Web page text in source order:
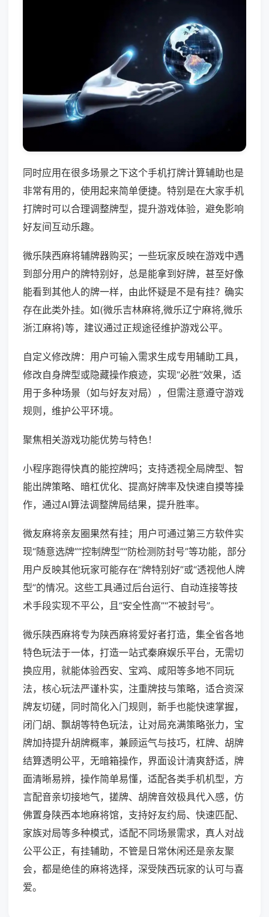
同时应用在很多场景之下这个手机打牌计算辅助也是
非常有用的，使用起来简单便捷。特别是在大家手机
打牌时可以合理调整牌型，提升游戏体验，避免影响
好友间互动乐趣。
微乐陕西麻将辅牌器购买；一些玩家反映在游戏中遇
到部分用户的牌特别好，总是能拿到好牌，甚至好像
能看到其他人的牌一样，由此怀疑是不是有挂？确实
存在此类外挂。如(微乐吉林麻将,微乐辽宁麻将,微乐
浙江麻将)等，建议通过正规途径维护游戏公平。
自定义修改牌：用户可输入需求生成专用辅助工具，
修改自身牌型或隐藏操作痕迹，实现“必胜”效果，适
用于多种场景（如与好友对局），但需注意遵守游戏
规则，维护公平环境。
聚焦相关游戏功能优势与特色！
小程序跑得快真的能控牌吗；支持透视全局牌型、智
能出牌策略、暗杠优化、提高好牌率及快速自摸等操
作，通过AI算法调整牌局结果，提升胜率。
微友麻将亲友圈果然有挂；用户可通过第三方软件实
现“随意选牌”“控制牌型”“防检测防封号”等功能，部分
用户反映其他玩家可能存在“牌特别好”或“透视他人牌
型”的情况。这些工具通过后台运行、自动连接等技
术手段实现不平公，且“安全性高”“不被封号”。
微乐陕西麻将专为陕西麻将爱好者打造，集全省各地
特色玩法于一体，打造一站式秦麻娱乐平台，无需切
换应用，就能体验西安、宝鸡、咸阳等多地不同玩
法，核心玩法严谨朴实，注重牌技与策略，适合资深
牌友切磋，同时简化入门规则，新手也能快速掌握，
闭门胡、飘胡等特色玩法，让对局充满策略张力，宝
牌加持提升胡牌概率，兼顾运气与技巧，杠牌、胡牌
结算透明公平，无暗箱操作，界面设计清爽舒适，牌
面清晰易辨，操作简单易懂，适配各类手机机型，方
言配音亲切接地气，搓牌、胡牌音效极具代入感，仿
佛置身陕西本地麻将馆，支持好友约局、快速匹配、
家族对局等多种模式，适配不同场景需求，真人对战
公平公正，有挂辅助，不管是日常休闲还是亲友聚
会，都是绝佳的麻将选择，深受陕西玩家的认可与喜
爱。